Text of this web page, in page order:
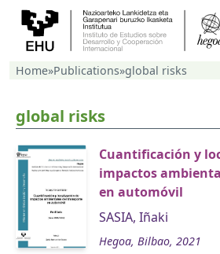
Home»Publications»global risks
global risks
Cuantificación y
impactos
en automóvil
SASIA, Iñaki
Hegoa, Bilbao, 2021